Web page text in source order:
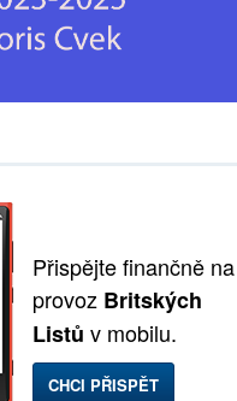
Přispějte finančně na
provoz Britských
Listů v mobilu.
CHCI PŘISPĚT